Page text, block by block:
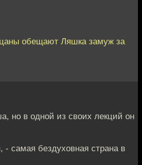
обещают Ляшка замуж за
но в одной из своих лекций он
самая бездуховная страна в